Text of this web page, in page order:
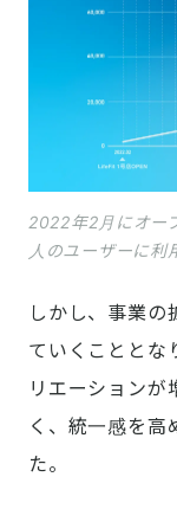
2022年2月にオー
人のユーザーに利
しかし、事業の
ていくこととな
リエーションが
く、統一感を高
た。